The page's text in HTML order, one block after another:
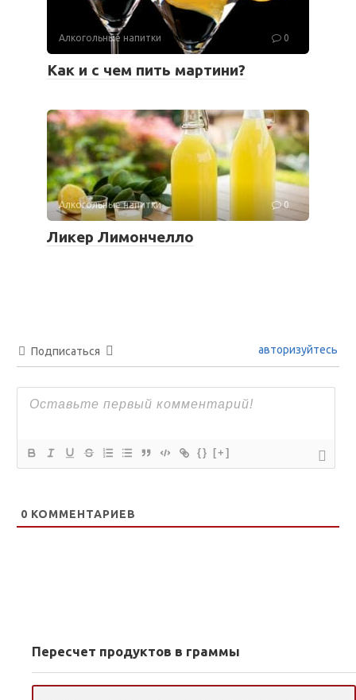
Алкогольные напитки 0
Как и с чем пить мартини?
Алкогольные напитки 0
Ликер Лимончелло
Подписаться авторизуйтесь
{} [+]
0 КОММЕНТАРИЕВ
Пересчет продуктов в граммы